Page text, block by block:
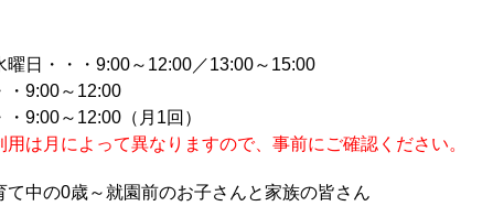
日・・・9:00～12:00／13:00～15:00
9:00～12:00
9:00～12:00（月1回）
は月によって異なりますので、事前にご確認ください。
中の0歳～就園前のお子さんと家族の皆さん